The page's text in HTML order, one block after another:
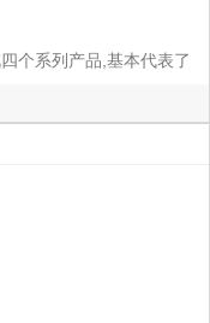
个系列产品,基本代表了